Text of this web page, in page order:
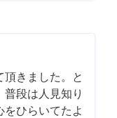
頂きました。と
段は人見知り
ひらいてたよ